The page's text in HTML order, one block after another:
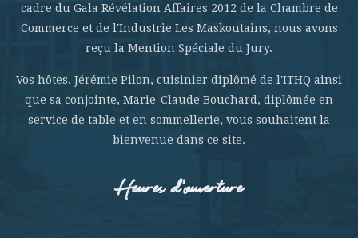
cadre du Gala Révélation Affaires 2012 de la Chambre de
Commerce et de l'Industrie Les Maskoutains, nous avons
reçu la Mention Spéciale du Jury.
Vos hôtes, Jérémie Pilon, cuisinier diplômé de l'ITHQ ainsi
que sa conjointe, Marie-Claude Bouchard, diplômée en
service de table et en sommellerie, vous souhaitent la
bienvenue dans ce site.
Heures d’ouverture